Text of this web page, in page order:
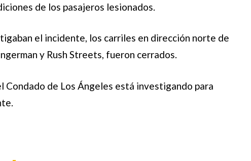
de los pasajeros lesionados.
el incidente, los carriles en dirección norte de
y Rush Streets, fueron cerrados.
de Los Ángeles está investigando para